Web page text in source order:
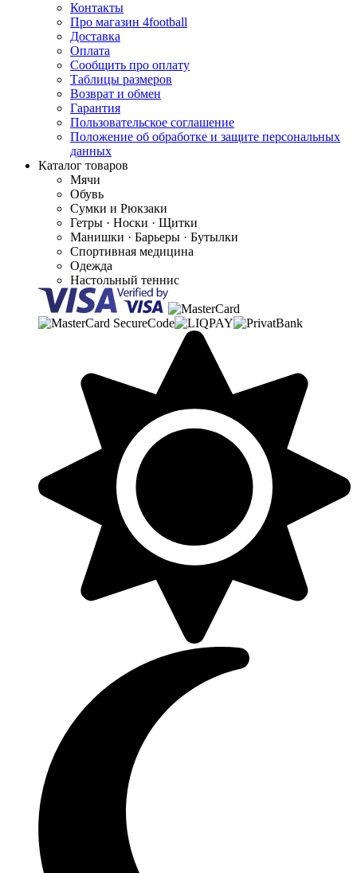
Контакты
Про магазин 4football
Доставка
Оплата
Сообщить про оплату
Таблицы размеров
Возврат и обмен
Гарантия
Пользовательское соглашение
Положение об обработке и защите персональных
данных
Каталог товаров
Мячи
Обувь
Сумки и Рюкзаки
Гетры · Носки · Щитки
Манишки · Барьеры · Бутылки
Спортивная медицина
Одежда
Настольный теннис